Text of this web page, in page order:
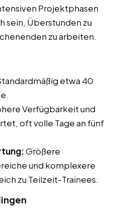
Projektphasen
sein, Überstunden zu
zu arbeiten.
etwa 40
Verfügbarkeit und
oft volle Tage an fünf
Größere
und komplexere
zu Teilzeit-Trainees.